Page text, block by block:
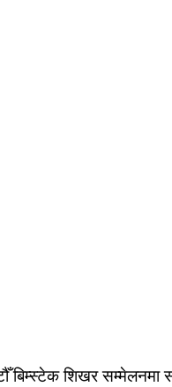
बिम्स्टेक शिखर सम्मेलनमा